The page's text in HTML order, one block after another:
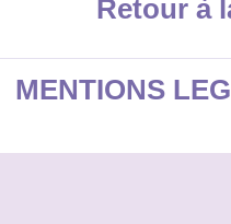
Retour à
MENTIONS